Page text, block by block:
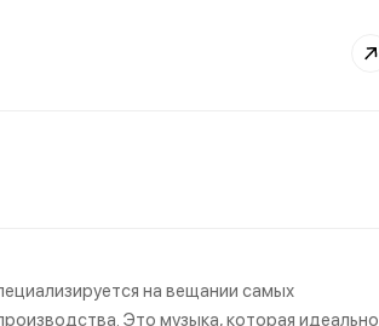
на вещании самых
Это музыка, которая идеально